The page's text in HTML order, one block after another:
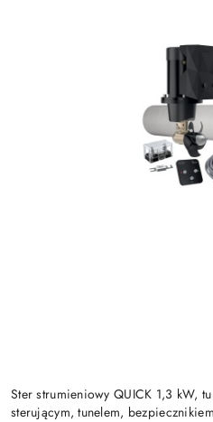
Ster strumieniowy QUICK 1,3 kW,
sterującym, tunelem,